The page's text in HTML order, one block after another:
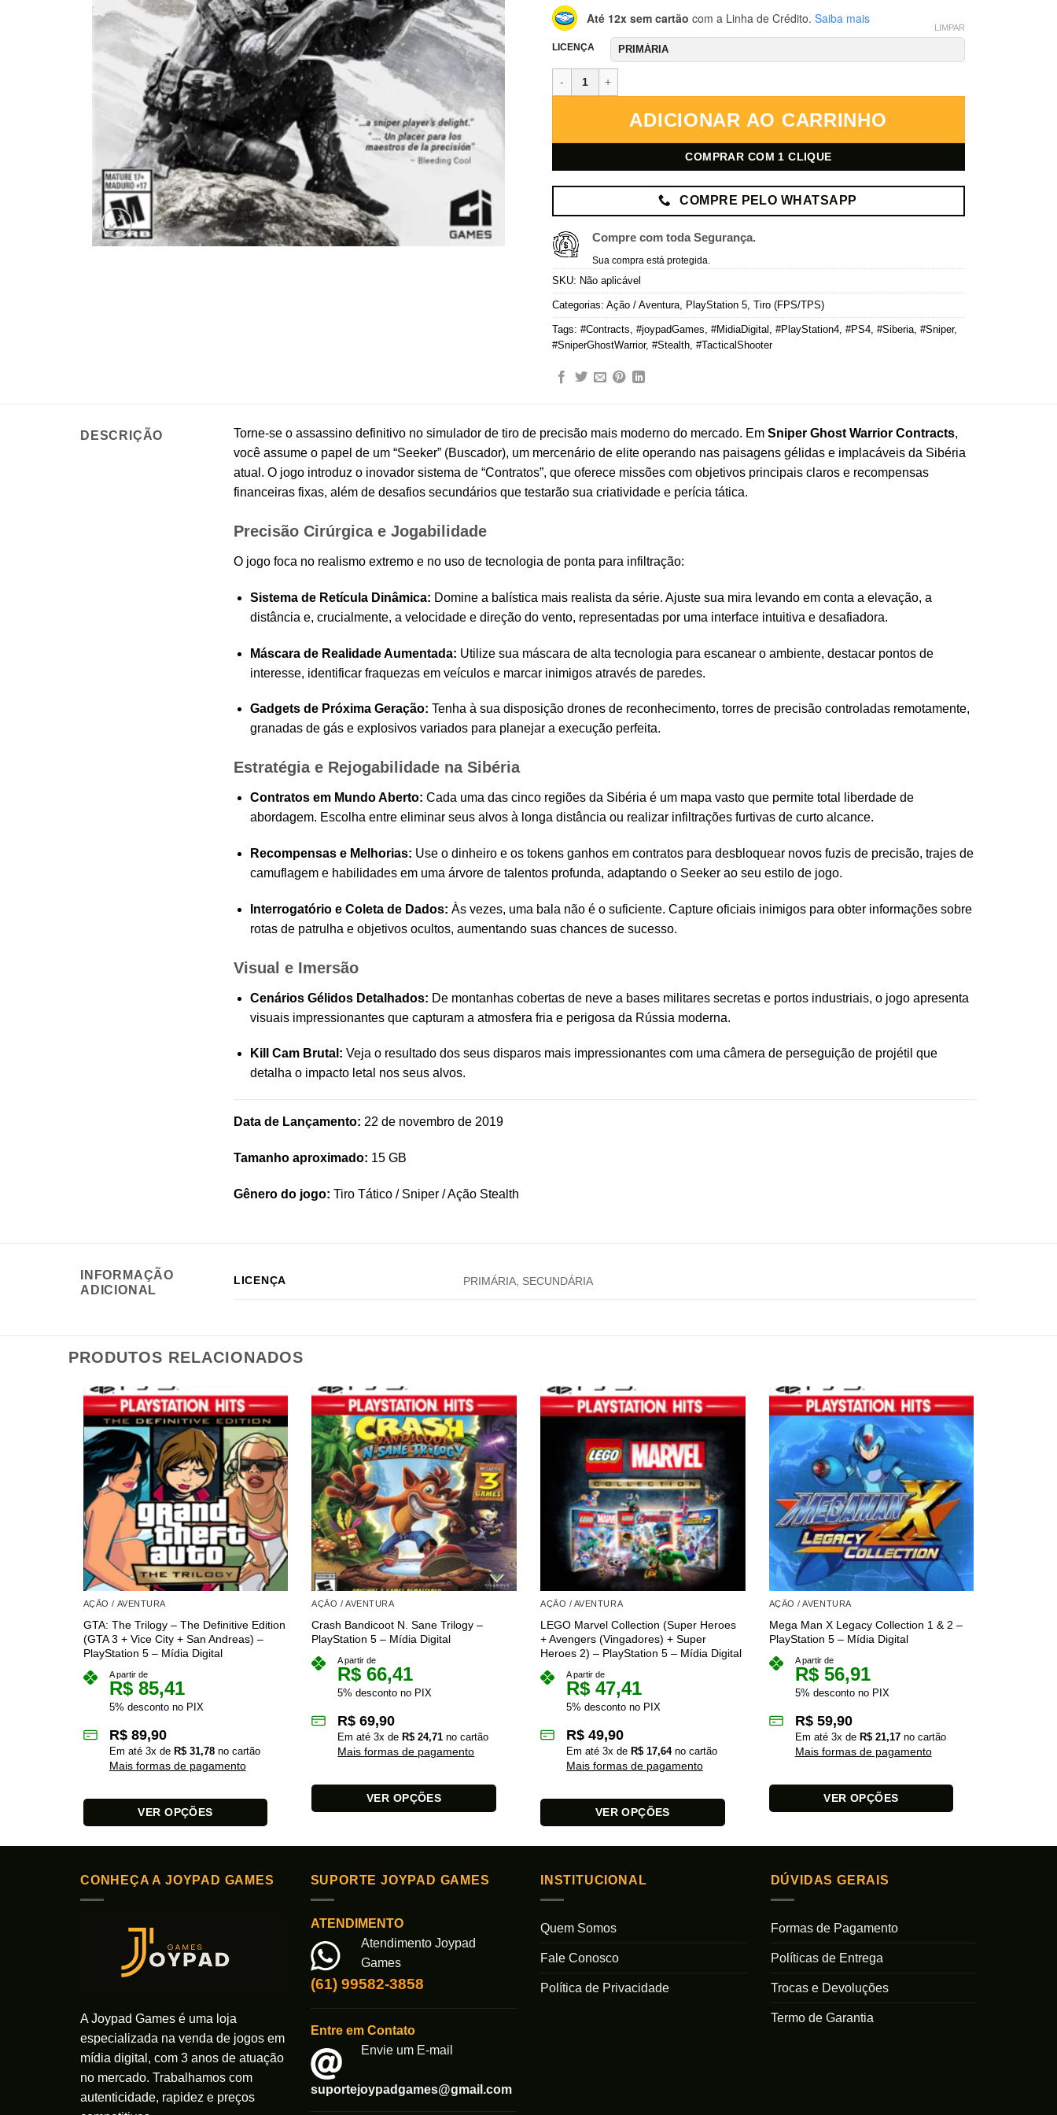
Até 12x sem cartão com a Linha de Crédito. Saiba mais
LICENÇA
LIMPAR
Sniper Ghost Warrior Contracts – PlayStation 5 – Mídia Digital quantidade
ADICIONAR AO CARRINHO
COMPRAR COM 1 CLIQUE
COMPRE PELO WHATSAPP
Compre com toda Segurança.
Sua compra está protegida.
SKU: Não aplicável
Categorias: Ação / Aventura PlayStation 5 Tiro (FPS/TPS)
Tags: #Contracts #joypadGames #MidiaDigital #PlayStation4 #PS4 #Siberia #Sniper,
#SniperGhostWarrior, #Stealth #TacticalShooter
DESCRIÇÃO Torne-se o assassino definitivo no simulador de tiro de precisão mais moderno do mercado. Em Sniper Ghost Warrior Contracts,
você assume o papel de um “Seeker” (Buscador), um mercenário de elite operando nas paisagens gélidas e implacáveis da Sibéria
atual. O jogo introduz o inovador sistema de “Contratos”, que oferece missões com objetivos principais claros e recompensas
financeiras fixas, além de desafios secundários que testarão sua criatividade e perícia tática.
Precisão Cirúrgica e Jogabilidade
O jogo foca no realismo extremo e no uso de tecnologia de ponta para infiltração:
Sistema de Retícula Dinâmica: Domine a balística mais realista da série. Ajuste sua mira levando em conta a elevação, a
distância e, crucialmente, a velocidade e direção do vento, representadas por uma interface intuitiva e desafiadora.
Máscara de Realidade Aumentada: Utilize sua máscara de alta tecnologia para escanear o ambiente, destacar pontos de
interesse, identificar fraquezas em veículos e marcar inimigos através de paredes.
Gadgets de Próxima Geração: Tenha à sua disposição drones de reconhecimento, torres de precisão controladas remotamente,
granadas de gás e explosivos variados para planejar a execução perfeita.
Estratégia e Rejogabilidade na Sibéria
Contratos em Mundo Aberto: Cada uma das cinco regiões da Sibéria é um mapa vasto que permite total liberdade de
abordagem. Escolha entre eliminar seus alvos à longa distância ou realizar infiltrações furtivas de curto alcance.
Recompensas e Melhorias: Use o dinheiro e os tokens ganhos em contratos para desbloquear novos fuzis de precisão, trajes de
camuflagem e habilidades em uma árvore de talentos profunda, adaptando o Seeker ao seu estilo de jogo.
Interrogatório e Coleta de Dados: Às vezes, uma bala não é o suficiente. Capture oficiais inimigos para obter informações sobre
rotas de patrulha e objetivos ocultos, aumentando suas chances de sucesso.
Visual e Imersão
Cenários Gélidos Detalhados: De montanhas cobertas de neve a bases militares secretas e portos industriais, o jogo apresenta
visuais impressionantes que capturam a atmosfera fria e perigosa da Rússia moderna.
Kill Cam Brutal: Veja o resultado dos seus disparos mais impressionantes com uma câmera de perseguição de projétil que
detalha o impacto letal nos seus alvos.
Data de Lançamento: 22 de novembro de 2019
Tamanho aproximado: 15 GB
Gênero do jogo: Tiro Tático / Sniper / Ação Stealth
INFORMAÇÃO
ADICIONAL
LICENÇA PRIMÁRIA, SECUNDÁRIA
PRODUTOS RELACIONADOS
AÇÃO / AVENTURA
GTA: The Trilogy – The Definitive Edition
(GTA 3 + Vice City + San Andreas) –
PlayStation 5 – Mídia Digital
A partir de
R$85,41
5% desconto no PIX
R$89,90
Em até 3x de R$31,78no cartão
Mais formas de pagamento
VER OPÇÕES
várias
na
página
do
AÇÃO / AVENTURA
Crash Bandicoot N. Sane Trilogy –
PlayStation 5 – Mídia Digital
A partir de
R$ 66,41
5% desconto no PIX
R$ 69,90
Em até3x de R$ 24,71 no cartão
Mais formas de pagamento
VER OPÇÕES
várias
opções
podem
ser
escolhidas
do
produto
AÇÃO / AVENTURA
LEGO Marvel Collection (Super Heroes
+ Avengers (Vingadores) + Super
Heroes 2) – PlayStation 5 – Mídia Digital
A partir de
R$ 47,41
5% desconto no PIX
R$ 49,90
Em até 3x de R$ 17,64no cartão
Mais formas de pagamento
VER OPÇÕES
várias
As
podem
AÇÃO / AVENTURA
Mega Man X Legacy Collection 1 & 2 –
PlayStation 5 – Mídia Digital
A partir de
R$56,91
5% desconto no PIX
R$59,90
Em até 3x de R$21,17no cartão
Mais formas de pagamento
VER OPÇÕES
várias
opções
ser
escolhidas
página
CONHEÇA A JOYPAD GAMES
A Joypad Games é uma loja
especializada na venda de jogos em
mídia digital, com 3 anos de atuação
no mercado. Trabalhamos com
autenticidade, rapidez e preços
SUPORTE JOYPAD GAMES
ATENDIMENTO
Atendimento Joypad
Games
(61) 99582-3858
Entre em Contato
Envie um E-mail
suportejoypadgames@gmail.com
INSTITUCIONAL
Quem Somos
Fale Conosco
Política de Privacidade
DÚVIDAS GERAIS
Formas de Pagamento
Políticas de Entrega
Trocas e Devoluções
Termo de Garantia